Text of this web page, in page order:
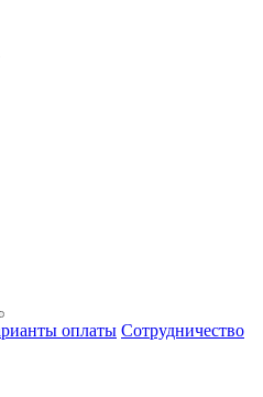
оплаты Сотрудничество